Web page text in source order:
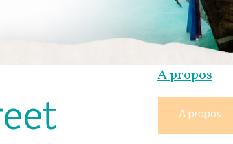
A propos
A propos